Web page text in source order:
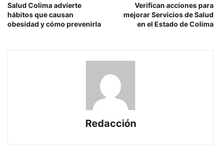
Salud Colima advierte
hábitos que causan
obesidad y cómo prevenirla
Verifican acciones para
mejorar Servicios de Salud
en el Estado de Colima
Redacción